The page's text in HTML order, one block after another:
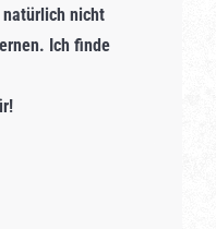
nicht
Ich finde